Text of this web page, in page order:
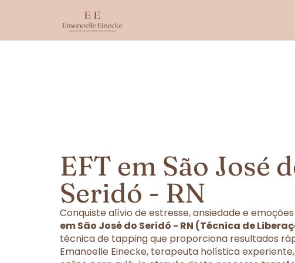
EFT em São José
Seridó - RN
Conquiste alívio de estresse, ansiedade e
em São José do Seridó - RN (Técnica de
técnica de tapping que proporciona resultados
Emanoelle Einecke, terapeuta holística